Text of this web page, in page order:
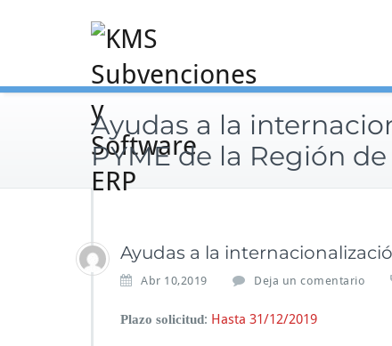
Ayudas a la
PYME de la Región
Ayudas a la
Abr 10,2019 Deja un comentario
Plazo solicitud: Hasta 31/12/2019